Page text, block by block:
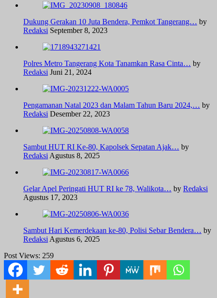
Dukung Gerakan 10 Juta Bendera, Pemkot Tangerang… by
Redaksi September 8, 2023
Polres Metro Tangerang Kota Tanamkan Rasa Cinta… by
Redaksi Juni 21, 2024
Pengamanan Natal 2023 dan Malam Tahun Baru 2024,… by
Redaksi Desember 22, 2023
Sambut HUT RI Ke-80, Kapolsek Sepatan Ajak… by
Redaksi Agustus 8, 2025
Gelar Apel Peringati HUT RI ke 78, Walikota… by Redaksi
Agustus 17, 2023
Sambut Hari Kemerdekaan ke-80, Polisi Sebar Bendera… by
Redaksi Agustus 6, 2025
Post Views: 259